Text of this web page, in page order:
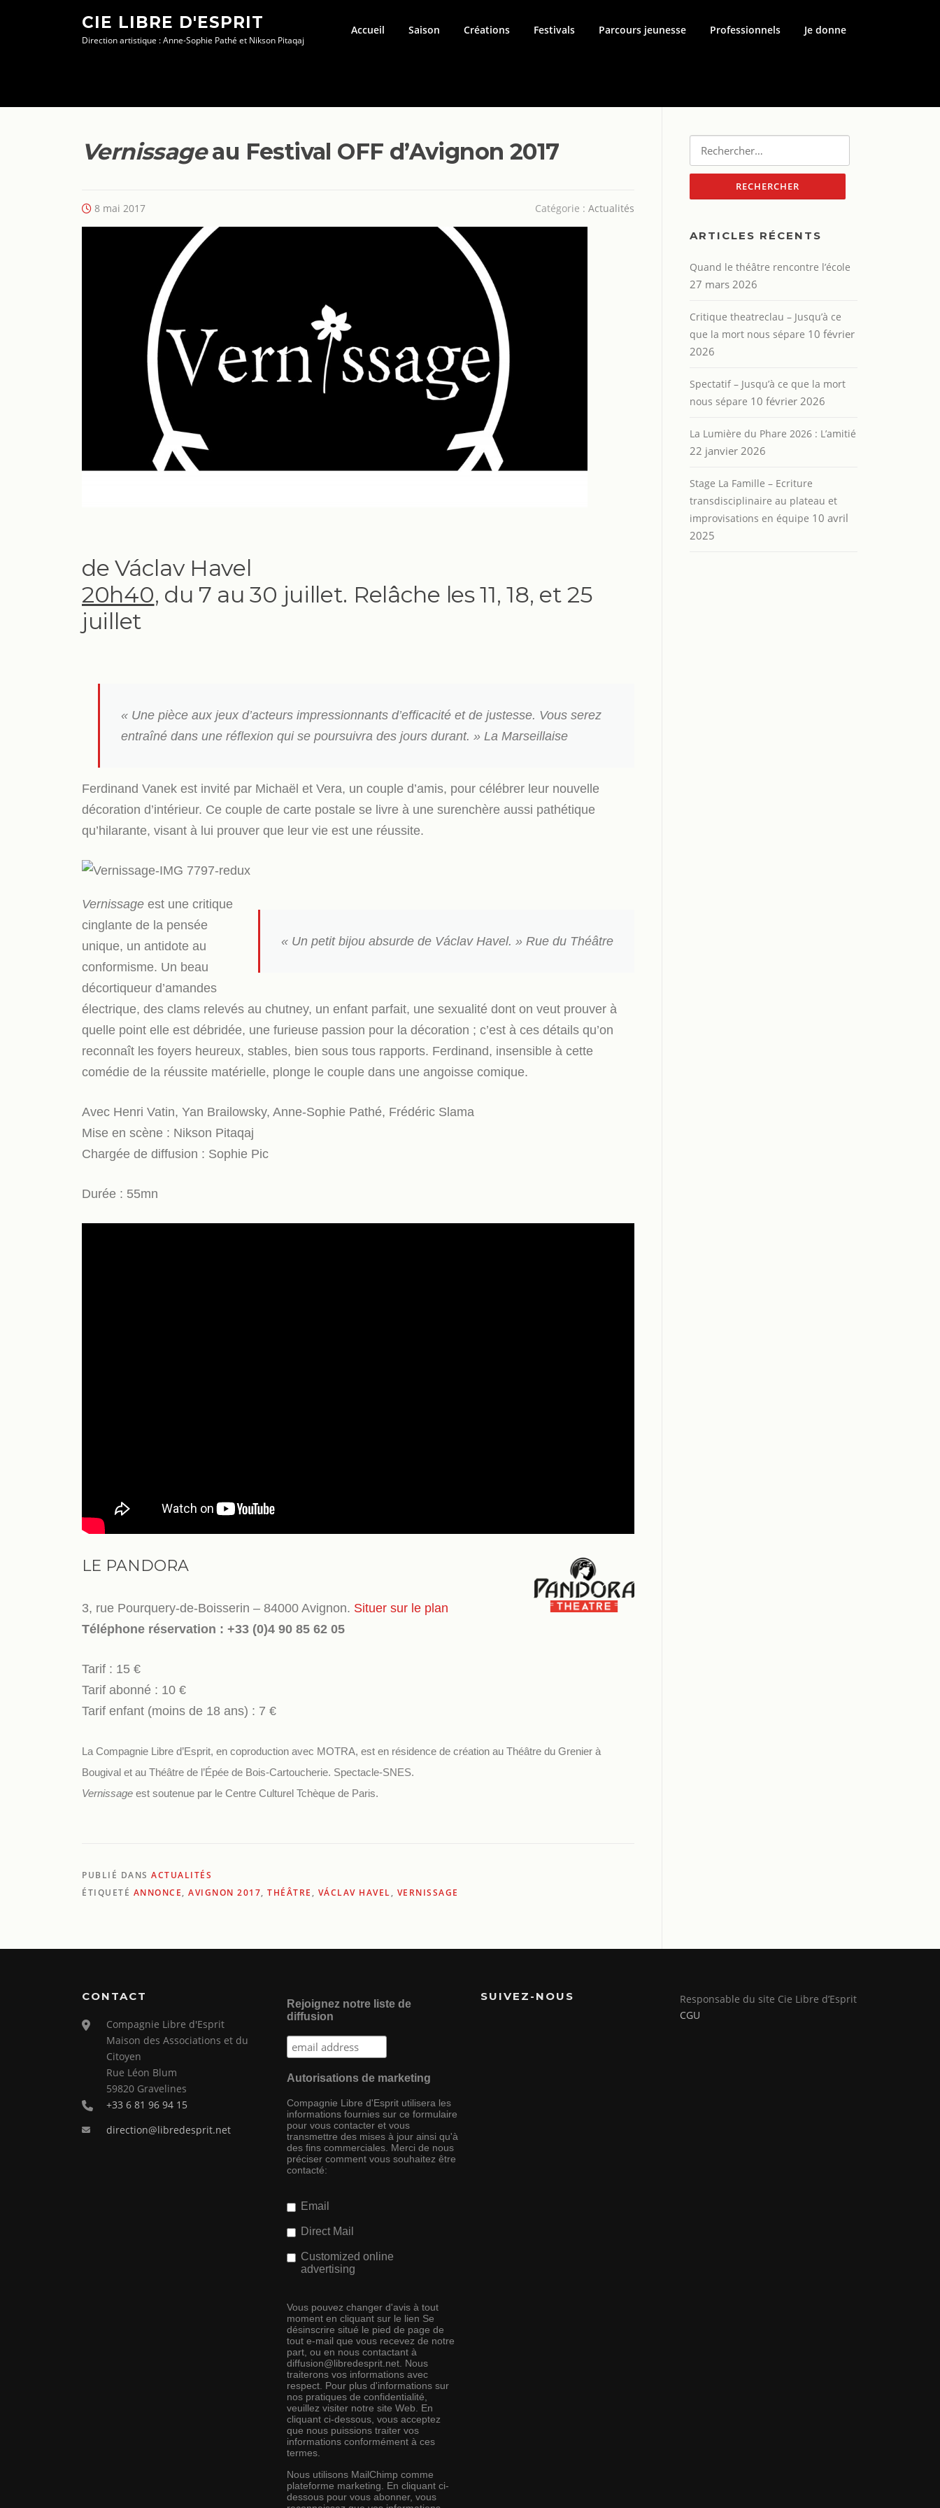
CIE LIBRE D'ESPRIT
Direction artistique : Anne-Sophie Pathé et Nikson Pitaqaj
Accueil Saison Créations Festivals Parcours jeunesse Professionnels Je donne
Vernissageau Festival OFF d’Avignon 2017
8 mai 2017 Catégorie : Actualités
de Václav Havel
20h40, du 7 au 30 juillet. Relâche les 11, 18, et 25
juillet
« Une pièce aux jeux d’acteurs impressionnants d’efficacité et de justesse. Vous serez
entraîné dans une réflexion qui se poursuivra des jours durant. » La Marseillaise
Ferdinand Vanek est invité par Michaël et Vera, un couple d’amis, pour célébrer leur nouvelle
décoration d’intérieur. Ce couple de carte postale se livre à une surenchère aussi pathétique
qu’hilarante, visant à lui prouver que leur vie est une réussite.
« Un petit bijou absurde de Václav Havel. » Rue du Théâtre
Vernissage est une critique
cinglante de la pensée
unique, un antidote au
conformisme. Un beau
décortiqueur d’amandes
électrique, des clams relevés au chutney, un enfant parfait, une sexualité dont on veut prouver à
quelle point elle est débridée, une furieuse passion pour la décoration ; c’est à ces détails qu’on
reconnaît les foyers heureux, stables, bien sous tous rapports. Ferdinand, insensible à cette
comédie de la réussite matérielle, plonge le couple dans une angoisse comique.
Avec Henri Vatin, Yan Brailowsky, Anne-Sophie Pathé, Frédéric Slama
Mise en scène : Nikson Pitaqaj
Chargée de diffusion : Sophie Pic
Durée : 55mn
LE PANDORA
3, rue Pourquery-de-Boisserin – 84000 Avignon. Situer sur le plan
Téléphone réservation : +33 (0)4 90 85 62 05
Tarif : 15 €
Tarif abonné : 10 €
Tarif enfant (moins de 18 ans) : 7 €
La Compagnie Libre d’Esprit, en coproduction avec MOTRA, est en résidence de création au Théâtre du Grenier à
Bougival et au Théâtre de l’Épée de Bois-Cartoucherie. Spectacle-SNES.
Vernissage est soutenue par le Centre Culturel Tchèque de Paris.
PUBLIÉ DANS ACTUALITÉS
ÉTIQUETÉ ANNONCE, AVIGNON 2017, THÉÂTRE , VÁCLAV HAVEL, VERNISSAGE
Rechercher :
ARTICLES RÉCENTS
Quand le théâtre rencontre l’école
27 mars 2026
Critique theatreclau – Jusqu’à ce
que la mort nous sépare 10 février
2026
Spectatif – Jusqu’à ce que la mort
nous sépare 10 février 2026
La Lumière du Phare 2026 : L’amitié
22 janvier 2026
Stage La Famille – Ecriture
transdisciplinaire au plateau et
improvisations en équipe 10 avril
2025
CONTACT
Compagnie Libre d'Esprit
Maison des Associations et du
Citoyen
Rue Léon Blum
59820 Gravelines
+33 6 81 96 94 15
direction@libredesprit.net
Rejoignez notre liste de
diffusion
Autorisations de marketing
Compagnie Libre d'Esprit utilisera les
informations fournies sur ce formulaire
pour vous contacter et vous
transmettre des mises à jour ainsi qu'à
des fins commerciales. Merci de nous
préciser comment vous souhaitez être
contacté:
Email
Direct Mail
Customized online
advertising
Vous pouvez changer d'avis à tout
moment en cliquant sur le lien Se
désinscrire situé le pied de page de
tout e-mail que vous recevez de notre
part, ou en nous contactant à
diffusion@libredesprit.net. Nous
traiterons vos informations avec
respect. Pour plus d'informations sur
nos pratiques de confidentialité,
veuillez visiter notre site Web. En
cliquant ci-dessous, vous acceptez
que nous puissions traiter vos
informations conformément à ces
termes.
Nous utilisons MailChimp comme
plateforme marketing. En cliquant ci-
dessous pour vous abonner, vous
SUIVEZ-NOUS
Responsable du site Cie Libre d’Esprit
CGU